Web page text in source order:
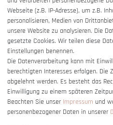
Vertrag
Webseite (z.B. IP-Adresse), um z.B.
personalisieren, Medien von
unsere Website zu analysieren. Die
gesetzte Cookies. Wir teilen diese
Einstellungen benennen.
Die Datenverarbeitung kann mit
berechtigten Interesses erfolgen. Die
abgelehnt werden. Es besteht das
Einwilligung zu einem späteren
Beachten Sie unser Impressum und
personenbezogener Daten in unserer